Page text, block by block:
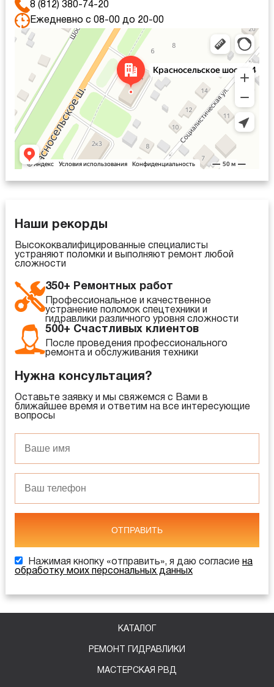
8 (812) 380-74-20
Ежедневно с 08-00 до 20-00
Санкт‑Петербург
Красносельское шоссе, 4 — Яндекс Карты
Наши рекорды
Высококвалифицированные специалисты
устраняют поломки и выполняют ремонт любой
сложности
350+ Ремонтных работ
Профессиональное и качественное
устранение поломок спецтехники и
гидравлики различного уровня сложности
500+ Счастливых клиентов
После проведения профессионального
ремонта и обслуживания техники
Нужна консультация?
Оставьте заявку и мы свяжемся с Вами в
ближайшее время и ответим на все интересующие
вопросы
ОТПРАВИТЬ
Нажимая кнопку «отправить», я даю согласие на
обработку моих персональных данных
КАТАЛОГ
РЕМОНТ ГИДРАВЛИКИ
МАСТЕРСКАЯ РВД